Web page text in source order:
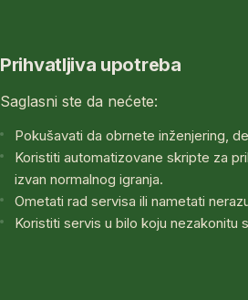
Prihvatljiva upotreba
Saglasni ste da nećete:
Pokušavati da obrnete inženjering,
Koristiti automatizovane skripte za
izvan normalnog igranja.
Ometati rad servisa ili nametati
Koristiti servis u bilo koju nezakonitu